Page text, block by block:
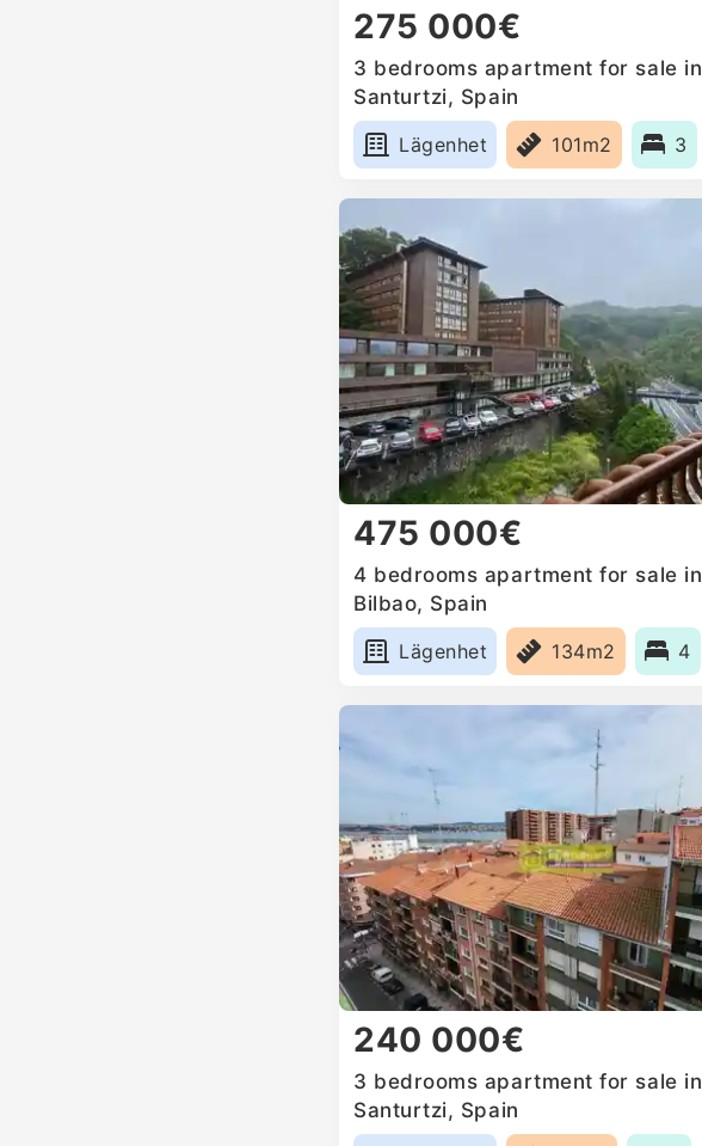
275 000€
3 bedrooms apartment for sale in
Santurtzi, Spain
Lägenhet
101m2 3
475 000€
4 bedrooms apartment for sale in
Bilbao, Spain
Lägenhet
134m2 4
240 000€
3 bedrooms apartment for sale in
Santurtzi, Spain